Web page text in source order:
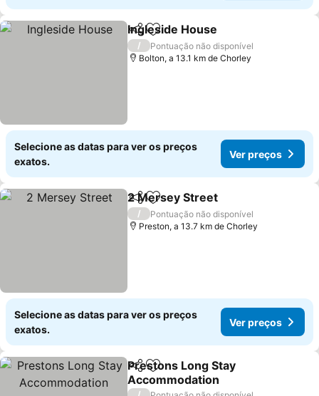
PartilharAdicionar aos favoritos
Ingleside House
/
Pontuação não disponível
Bolton, a 13.1 km de Chorley
Selecione as datas para ver os preços
exatos.
Ver preços
PartilharAdicionar aos favoritos
2 Mersey Street
/
Pontuação não disponível
Preston, a 13.7 km de Chorley
Selecione as datas para ver os preços
exatos.
Ver preços
PartilharAdicionar aos favoritos
Prestons Long Stay
Accommodation